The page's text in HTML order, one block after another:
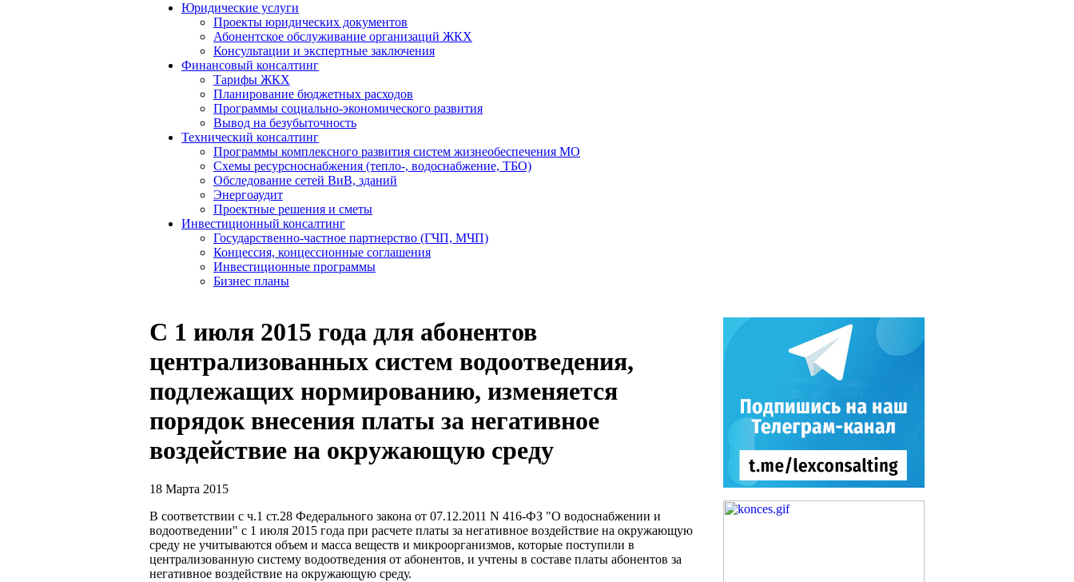
Юридические услуги
Проекты юридических документов
Абонентское обслуживание организаций ЖКХ
Консультации и экспертные заключения
Финансовый консалтинг
Тарифы ЖКХ
Планирование бюджетных расходов
Программы социально-экономического развития
Вывод на безубыточность
Технический консалтинг
Программы комплексного развития систем жизнеобеспечения МО
Схемы ресурсноснабжения (тепло-, водоснабжение, ТБО)
Обследование сетей ВиВ, зданий
Энергоаудит
Проектные решения и сметы
Инвестиционный консалтинг
Государственно-частное партнерство (ГЧП, МЧП)
Концессия, концессионные соглашения
Инвестиционные программы
Бизнес планы
С 1 июля 2015 года для абонентов
централизованных систем водоотведения,
подлежащих нормированию, изменяется
порядок внесения платы за негативное
воздействие на окружающую среду
18 Марта 2015
В соответствии с ч.1 ст.28 Федерального закона от 07.12.2011 N 416-ФЗ "О водоснабжении и
водоотведении" с 1 июля 2015 года при расчете платы за негативное воздействие на окружающую
среду не учитываются объем и масса веществ и микроорганизмов, которые поступили в
централизованную систему водоотведения от абонентов, и учтены в составе платы абонентов за
негативное воздействие на окружающую среду.